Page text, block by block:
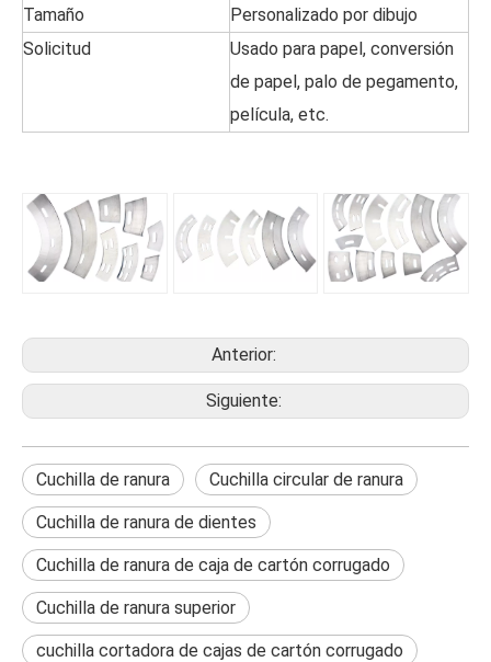
Tamaño
Personalizado por dibujo
Solicitud
Usado para papel, conversión
de papel, palo de pegamento,
película, etc.
Anterior:
Siguiente:
Cuchilla de ranura Cuchilla circular de ranura
Cuchilla de ranura de dientes
Cuchilla de ranura de caja de cartón corrugado
Cuchilla de ranura superior
cuchilla cortadora de cajas de cartón corrugado